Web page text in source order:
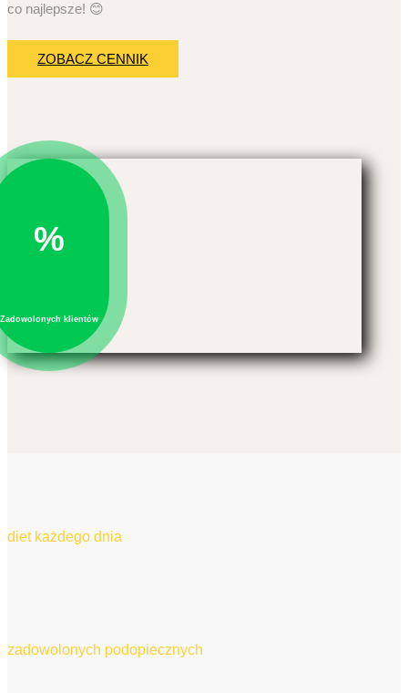
co najlepsze! 😊
ZOBACZ CENNIK
%
Zadowolonych klientów
diet każdego dnia
zadowolonych podopiecznych